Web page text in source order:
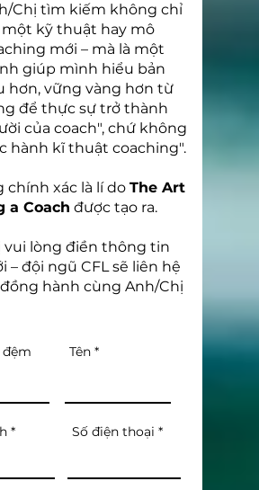
Chị tìm kiếm không chỉ
kỹ thuật hay mô
mới – mà là một
giúp mình hiểu bản
hơn, vững vàng hơn từ
để thực sự trở thành
của coach", chứ không
hành kĩ thuật coaching".
chính xác là lí do The Art
a Coach được tạo ra.
vui lòng điền thông tin
– đội ngũ CFL sẽ liên hệ
hành cùng Anh/Chị
đệm Tên
Số điện thoại
*r
i